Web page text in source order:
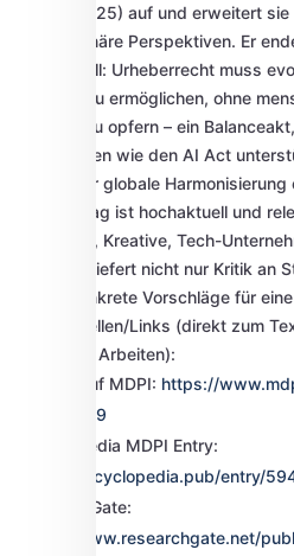
(Oktober 2025) auf und erweitert sie
interdisziplinäre Perspektiven. Er
klaren Appell: Urheberrecht muss
Innovation zu ermöglichen, ohne
Kreativität zu opfern – ein
Regulierungen wie den AI Act
könnte, aber globale Harmonisierung
Dieser Beitrag ist hochaktuell und
Policymaker, Kreative, Tech-
Juristen: Er liefert nicht nur Kritik an
sondern konkrete Vorschläge für
Quellen/Links (direkt zum
verwandten Arbeiten):
Volltext auf MDPI: https://
8392/6/1/9
Encyclopedia MDPI Entry:
https://encyclopedia.pub/entry/
ResearchGate:
https://www.researchgate.net/